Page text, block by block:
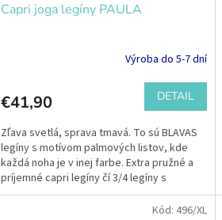
Capri joga legíny PAULA
Výroba do 5-7 dní
€41,90 DETAIL
Zľava svetlá, sprava tmavá. To sú BLAVAS
legíny s motívom palmových listov, kde
každá noha je v inej farbe. Extra pružné a
príjemné capri legíny čí 3/4 legíny s
vysokým,...
Kód: 496/XL